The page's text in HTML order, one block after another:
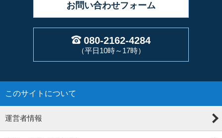
お問い合わせフォーム
080-2162-4284
（平日10時～17時）
このサイトについて
運営者情報